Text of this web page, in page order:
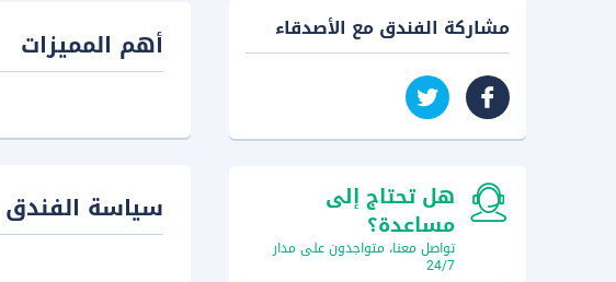
أهم المميزات
سياسة الفندق
مشاركة الفندق مع الأصدقاء
هل تحتاج إلى
مساعدة؟
تواصل معنا، متواجدون على مدار
24/7